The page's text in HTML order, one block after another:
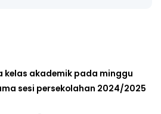
kelas akademik pada minggu
sesi persekolahan 2024/2025